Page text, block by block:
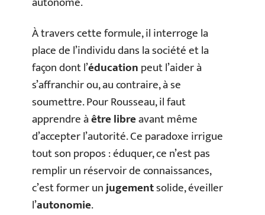
À travers cette formule, il interroge la
place de l’individu dans la société et la
façon dont l’éducationpeut l’aider à
s’affranchir ou, au contraire, à se
soumettre. Pour Rousseau, il faut
apprendre àêtre libreavant même
d’accepter l’autorité. Ce paradoxe irrigue
tout son propos : éduquer, ce n’est pas
remplir un réservoir de connaissances,
c’est former unjugementsolide, éveiller
l’autonomie.